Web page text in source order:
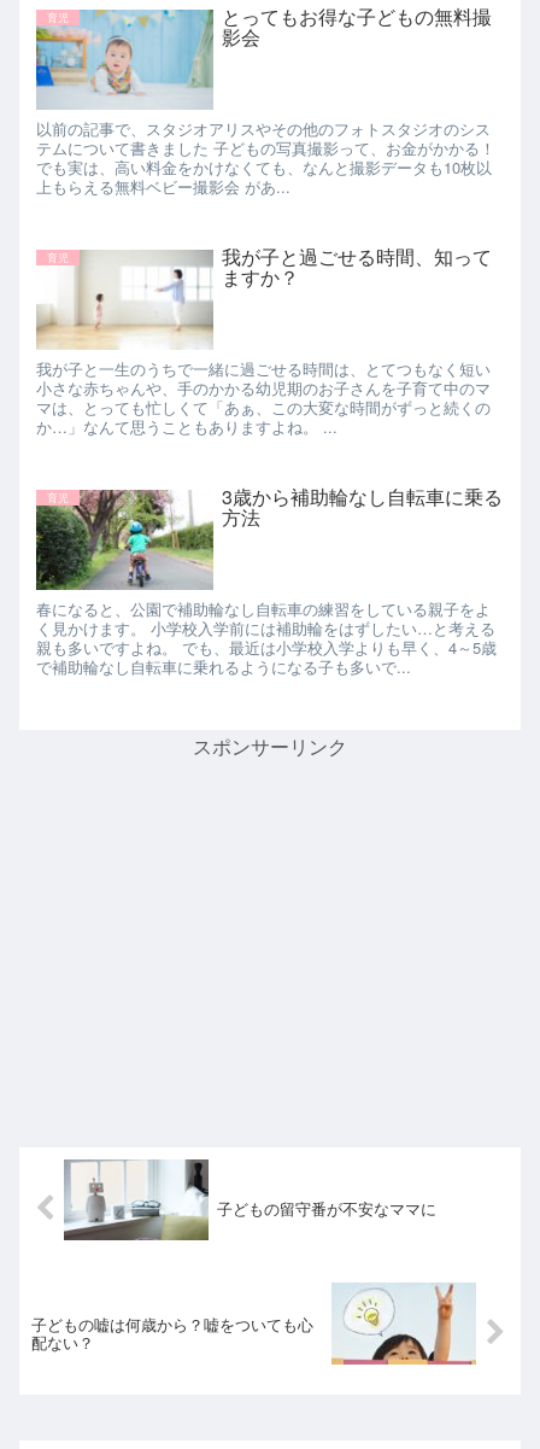
育児 とってもお得な子どもの無料撮
影会
以前の記事で、スタジオアリスやその他のフォトスタジオのシス
テムについて書きました 子どもの写真撮影って、お金がかかる！
でも実は、高い料金をかけなくても、なんと撮影データも10枚以
上もらえる無料ベビー撮影会 があ...
育児 我が子と過ごせる時間、知って
ますか？
我が子と一生のうちで一緒に過ごせる時間は、とてつもなく短い
小さな赤ちゃんや、手のかかる幼児期のお子さんを子育て中のマ
マは、とっても忙しくて「あぁ、この大変な時間がずっと続くの
か…」なんて思うこともありますよね。 ...
育児 3歳から補助輪なし自転車に乗る
方法
春になると、公園で補助輪なし自転車の練習をしている親子をよ
く見かけます。 小学校入学前には補助輪をはずしたい…と考える
親も多いですよね。 でも、最近は小学校入学よりも早く、4～5歳
で補助輪なし自転車に乗れるようになる子も多いで...
スポンサーリンク
子どもの留守番が不安なママに
子どもの嘘は何歳から？嘘をついても心
配ない？